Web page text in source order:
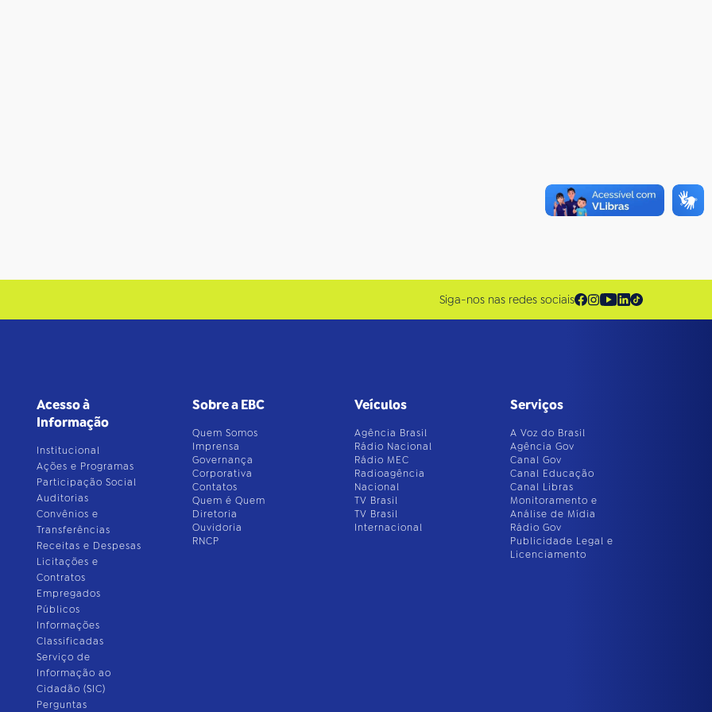
Siga-nos nas redes sociais
Acesso à
Informação
Institucional
Ações e Programas
Participação Social
Auditorias
Convênios e
Transferências
Receitas e Despesas
Licitações e
Contratos
Empregados
Públicos
Informações
Classificadas
Serviço de
Informação ao
Cidadão (SIC)
Perguntas
Sobre a EBC
Quem Somos
Imprensa
Governança
Corporativa
Contatos
Quem é Quem
Diretoria
Ouvidoria
RNCP
Veículos
Agência Brasil
Rádio Nacional
Rádio MEC
Radioagência
Nacional
TV Brasil
TV Brasil
Internacional
Serviços
A Voz do Brasil
Agência Gov
Canal Gov
Canal Educação
Canal Libras
Monitoramento e
Análise de Mídia
Rádio Gov
Publicidade Legal e
Licenciamento